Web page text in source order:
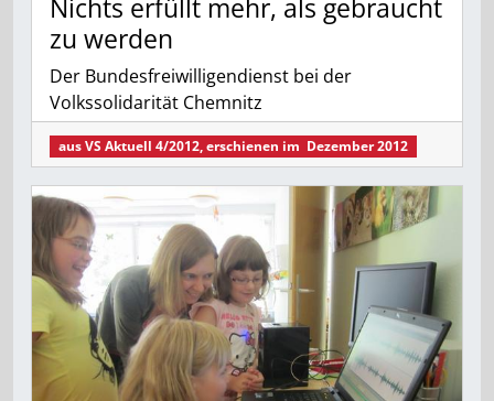
Nichts erfüllt mehr, als gebraucht
zu werden
Der Bundesfreiwilligendienst bei der
Volkssolidarität Chemnitz
ausVS Aktuell 4/2012, erschienen im Dezember 2012